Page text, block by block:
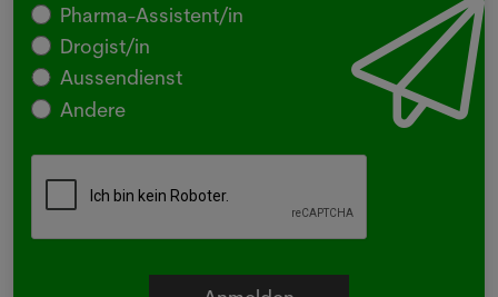
Pharma-Assistent/in
Drogist/in
Aussendienst
Andere